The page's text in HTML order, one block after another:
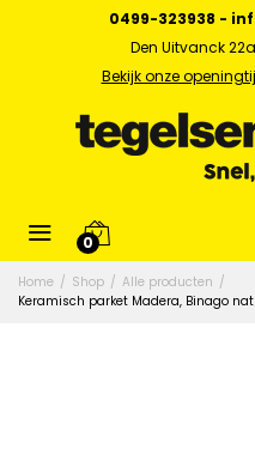
0499-323938 -
Den Uitvanck
Bekijk onze
0
Home / Shop / Alle producten /
Keramisch parket Madera, Binago